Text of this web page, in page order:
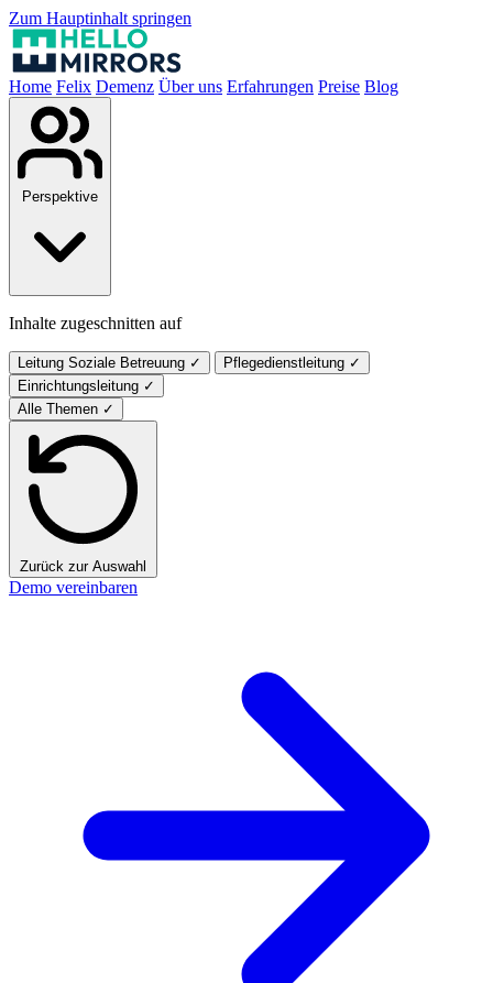
Zum Hauptinhalt springen
Home Felix Demenz Über uns Erfahrungen Preise Blog
Perspektive
Inhalte zugeschnitten auf
Leitung Soziale Betreuung ✓ Pflegedienstleitung ✓
Einrichtungsleitung ✓
Alle Themen ✓
Zurück zur Auswahl
Demo vereinbaren